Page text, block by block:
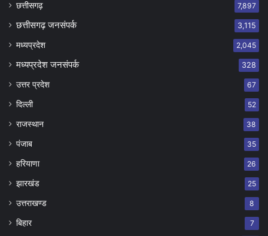
छत्तीसगढ़ 7,897
छत्तीसगढ़ जनसंपर्क 3,115
मध्यप्रदेश 2,045
मध्यप्रदेश जनसंपर्क 328
उत्तर प्रदेश 67
दिल्ली 52
राजस्थान 38
पंजाब 35
हरियाणा 26
झारखंड 25
उत्तराखण्ड 8
बिहार 7